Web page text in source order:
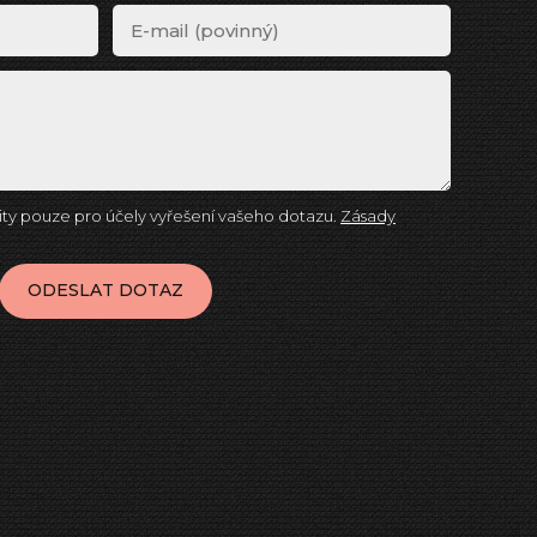
pouze pro účely vyřešení vašeho dotazu. Zásady
ODESLAT DOTAZ